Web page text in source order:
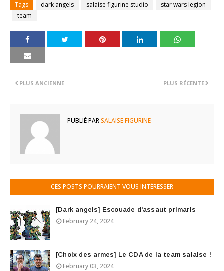
Tags dark angels salaise figurine studio
star wars legion
team
PLUS RÉCENTE
PLUS ANCIENNE
PUBLIÉ PARSALAISE FIGURINE
CES POSTS POURRAIENT VOUS INTÉRESSER
[Dark angels] Escouade d'assaut primaris
February 24, 2024
[Choix des armes] Le CDA de la team salaise !
February 03, 2024